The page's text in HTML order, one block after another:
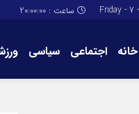
ساعت : 20:00:01
خانه اجتماعی سیاسی